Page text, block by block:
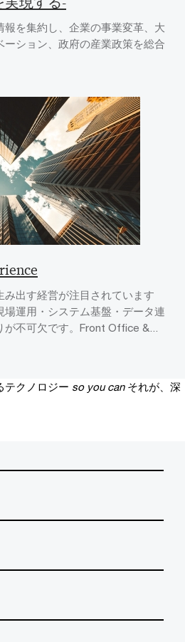
報を集約し、企業の事業変革、大
ション、政府の産業政策を総合
み出す経営が注目されています
場運用・システム基盤・データ連
不可欠です。Front Office &...
テクノロジー so you can それが、深